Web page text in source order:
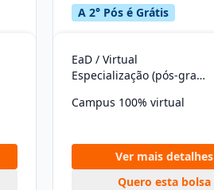
A 2° Pós é Grátis
EaD / Virtual
Especialização (pós-graduação)
Campus 100% virtual
Ver mais detalhes
Quero esta bolsa